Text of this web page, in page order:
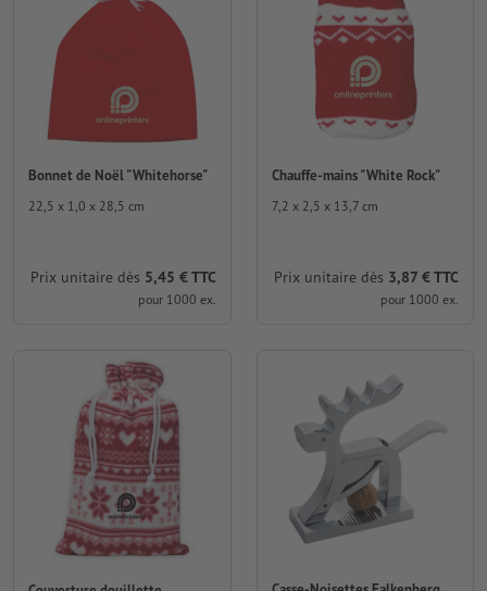
Bonnet de Noël "Whitehorse"
22,5 x 1,0 x 28,5 cm
Prix unitaire dès 5,45 € TTC
pour 1000 ex.
Chauffe-mains "White Rock"
7,2 x 2,5 x 13,7 cm
Prix unitaire dès 3,87 € TTC
pour 1000 ex.